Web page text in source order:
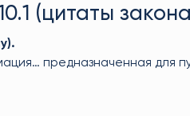
(цитаты
предназначенная для